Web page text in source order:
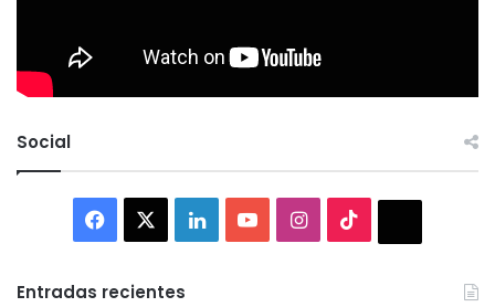
Social
Facebook LinkedInYouTubeInstagram
Entradas recientes